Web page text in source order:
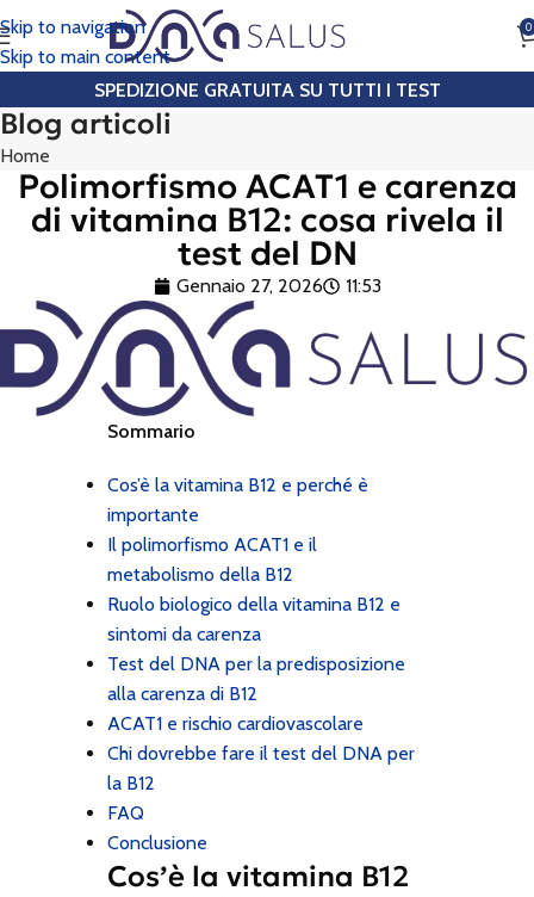
Skip to navigation
Skip to main content
0
SPEDIZIONE GRATUITA SU TUTTI I TEST
Blog articoli
Home
Polimorfismo ACAT1 e carenza
di vitamina B12: cosa rivela il
test del DN
Gennaio 27, 2026 11:53
Sommario
Cos’è la vitamina B12 e perché è
importante
Il polimorfismo ACAT1 e il
metabolismo della B12
Ruolo biologico della vitamina B12 e
sintomi da carenza
Test del DNA per la predisposizione
alla carenza di B12
ACAT1 e rischio cardiovascolare
Chi dovrebbe fare il test del DNA per
la B12
FAQ
Conclusione
Cos’è la vitamina B12